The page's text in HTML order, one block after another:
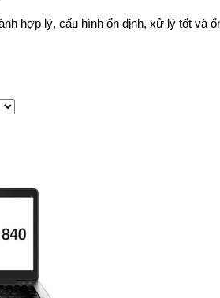
hợp lý, cấu hình ổn định, xử lý tốt và